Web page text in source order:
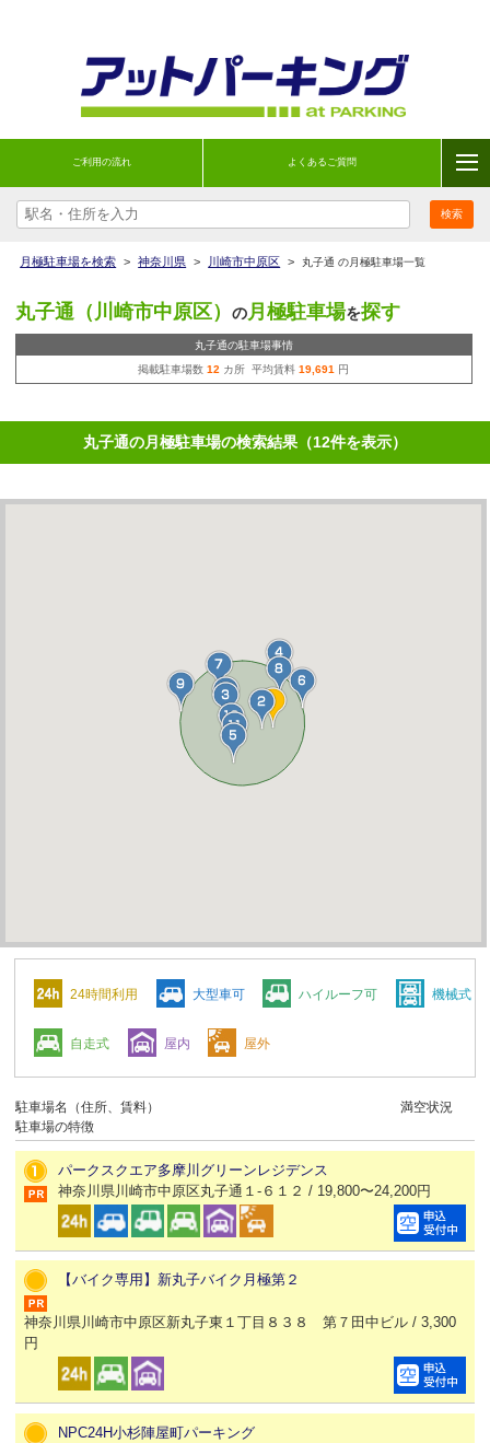
ご利用の流れ よくあるご質問
月極駐車場を検索 > 神奈川県 > 川崎市中原区 > 丸子通 の月極駐車場一覧
丸子通（川崎市中原区） の月極駐車場を探す
丸子通の駐車場事情
掲載駐車場数12 カ所 平均賃料19,691 円
丸子通の月極駐車場の検索結果（12件を表示）
24時間利用 大型車可 ハイルーフ可 機械式
自走式 屋内 屋外
駐車場名（住所、賃料）
駐車場の特徴
満空状況
パークスクエア多摩川グリーンレジデンス
神奈川県川崎市中原区丸子通１-６１２ / 19,800〜24,200円
【バイク専用】新丸子バイク月極第２
神奈川県川崎市中原区新丸子東１丁目８３８ 第７田中ビル / 3,300
円
NPC24H小杉陣屋町パーキング